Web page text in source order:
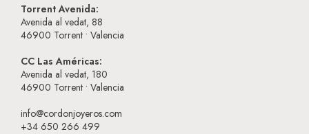
Torrent Avenida:
Avenida al vedat, 88
46900 Torrent • Valencia
CC Las Américas:
Avenida al vedat, 180
46900 Torrent • Valencia
info@cordonjoyeros.com
+34 650 266 499